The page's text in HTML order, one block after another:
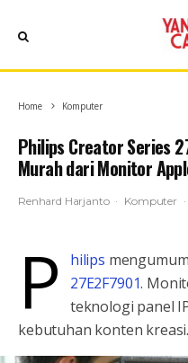
Home Komputer
Philips Creator Series
Murah dari Monitor
Renhard Harjanto · Komputer ·
P hilips
27E2F7901.
teknologi panel
kebutuhan konten kreasi.